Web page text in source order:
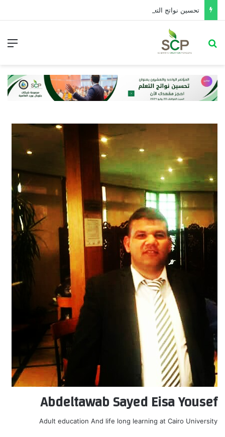
تحسین نواتج التعلم في ضوء معايير تقويم الأداء التربوي
Abdeltawab Sayed Eisa Yousef
Adult education And life long learning at Cairo University